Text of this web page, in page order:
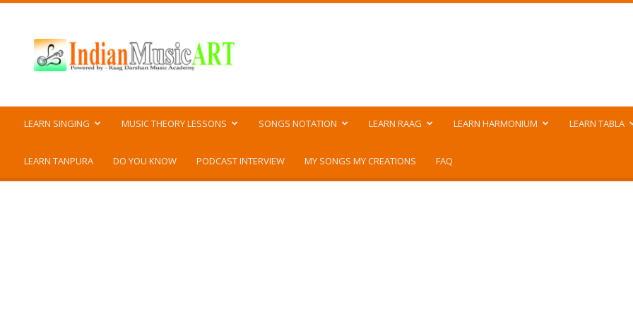
Music
ART
LEARN SINGING MUSIC THEORY LESSONS SONGS NOTATION LEARN RAAG LEARN HARMONIUM LEARN TABLA
LEARN TANPURA DO YOU KNOW PODCAST INTERVIEW MY SONGS MY CREATIONS FAQ